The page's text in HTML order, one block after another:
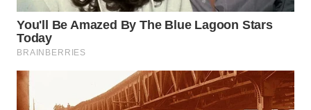
WN
MAJALENGKA
SUBANG